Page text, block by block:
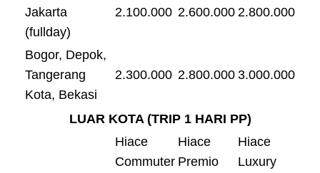
Jakarta
(fullday)
2.100.000 2.600.000 2.800.000
Bogor, Depok,
Tangerang
Kota, Bekasi
2.300.000 2.800.000 3.000.000
LUAR KOTA (TRIP 1 HARI PP)
Hiace
Commuter
Hiace
Premio
Hiace
Luxury